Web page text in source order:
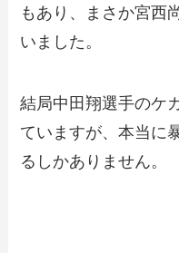
もあり、まさか宮西
いました。
結局中田翔選手のケ
ていますが、本当に
るしかありません。